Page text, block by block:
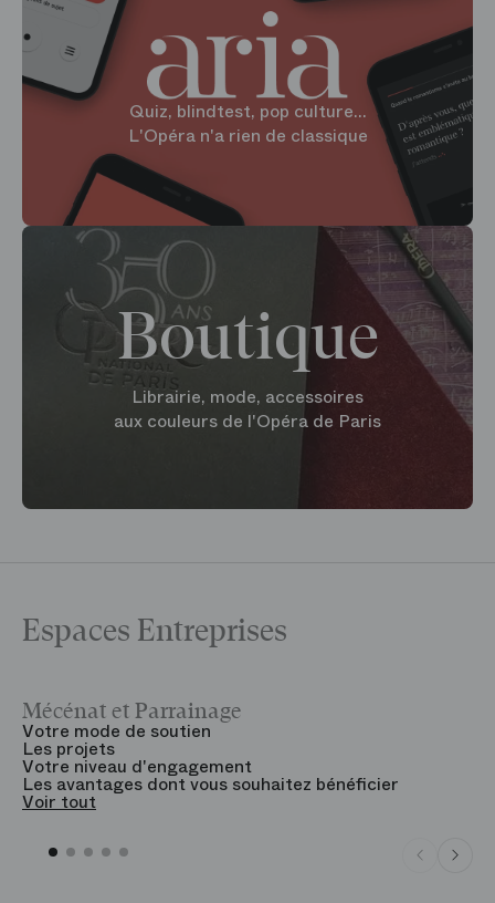
Quiz, blindtest, pop culture...
L'Opéra n'a rien de classique
Boutique
Librairie, mode, accessoires
aux couleurs de l'Opéra de Paris
Espaces Entreprises
Mécénat et Parrainage
Votre mode de soutien
Les projets
Votre niveau d'engagement
Les avantages dont vous souhaitez bénéficier
Voir tout